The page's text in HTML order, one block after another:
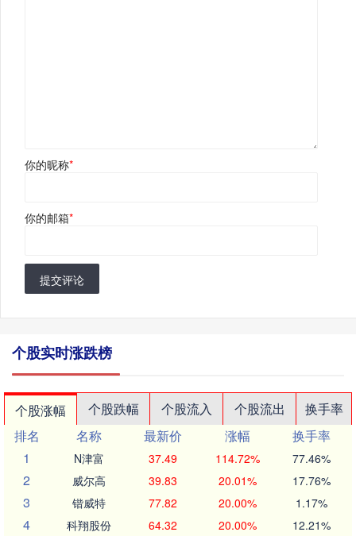
你的昵称*
你的邮箱*
提交评论
个股实时涨跌榜
个股涨幅 个股跌幅 个股流入 个股流出
换手率
排名
名称 最新价 涨幅
换手率
1
N津富 37.49 114.72% 77.46%
2 威尔高 39.83 20.01% 17.76%
3 锴威特 77.82 20.00% 1.17%
4 科翔股份 64.32 20.00% 12.21%